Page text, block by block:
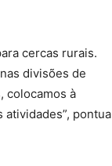
cercas rurais.
divisões de
colocamos à
pontua